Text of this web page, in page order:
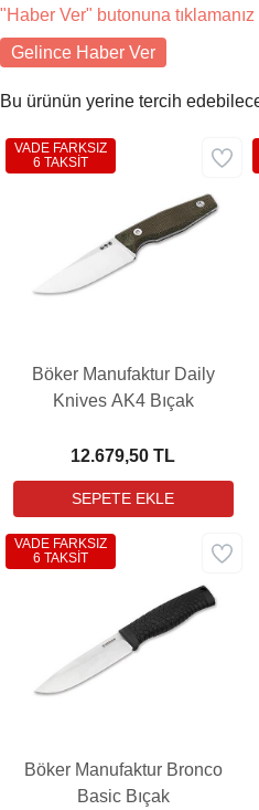
"Haber Ver" butonuna
Gelince Haber Ver
Bu ürünün yerine tercih
Böker Manufaktur Daily
Knives AK4 Bıçak
12.679,50 TL
VADE FARKSIZ
6 TAKSİT
Böker Manufaktur Bronco
Basic Bıçak
VADE FARKSIZ
6 TAKSİT